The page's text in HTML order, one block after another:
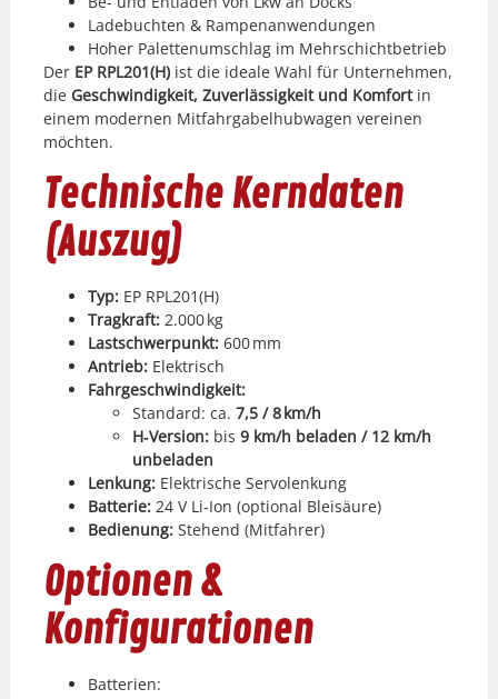
Lade­bucht­en & Ram­p­enan­wen­dun­gen
Hoher Palet­tenum­schlag im Mehrschicht­be­trieb
Der EP RPL201(H)ist die ide­ale Wahl für Unternehmen,
die Geschwindigkeit, Zuver­läs­sigkeit und Kom­fortin
einem mod­er­nen Mit­fahrga­bel­hub­wa­gen vere­inen
möcht­en.
Technische Kerndaten
(Auszug)
Typ:EP RPL201(H)
Tragkraft:2.000 kg
Lastschw­er­punkt:600 mm
Antrieb:Elek­trisch
Fahrgeschwindigkeit:
Stan­dard: ca. 7,5 / 8 km/h
H‑Version:bis 9 km/h beladen / 12 km/h
unbe­laden
Lenkung:Elek­trische Ser­v­olenkung
Bat­terie:24 V Li‑Ion (option­al Bleisäure)
Bedi­enung:Ste­hend (Mit­fahrer)
Optionen &
Konfigurationen
Bat­te­rien: